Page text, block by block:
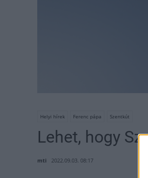
Helyi hírek Ferenc pápa Szentkút
Lehet, hogy
mti 2022.09.03. 08:17